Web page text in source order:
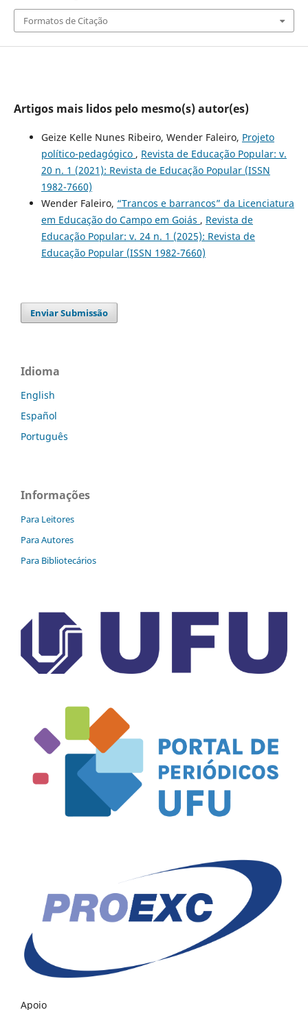
Formatos de Citação
Artigos mais lidos pelo mesmo(s) autor(es)
Geize Kelle Nunes Ribeiro, Wender Faleiro, Projeto
político-pedagógico , Revista de Educação Popular: v.
20 n. 1 (2021): Revista de Educação Popular (ISSN
1982-7660)
Wender Faleiro, “Trancos e barrancos” da Licenciatura
em Educação do Campo em Goiás , Revista de
Educação Popular: v. 24 n. 1 (2025): Revista de
Educação Popular (ISSN 1982-7660)
Enviar Submissão
Idioma
English
Español
Português
Informações
Para Leitores
Para Autores
Para Bibliotecários
Apoio